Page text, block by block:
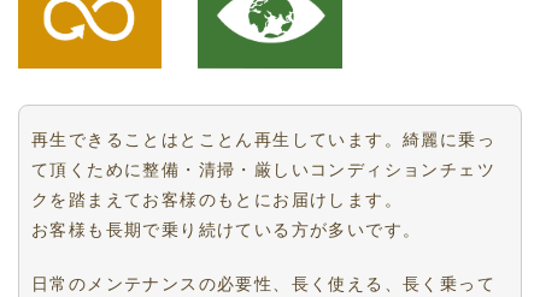
再生できることはとことん再生しています。綺麗に乗っ
て頂くために整備・清掃・厳しいコンディションチェツ
クを踏まえてお客様のもとにお届けします。
お客様も長期で乗り続けている方が多いです。
日常のメンテナンスの必要性、長く使える、長く乗って